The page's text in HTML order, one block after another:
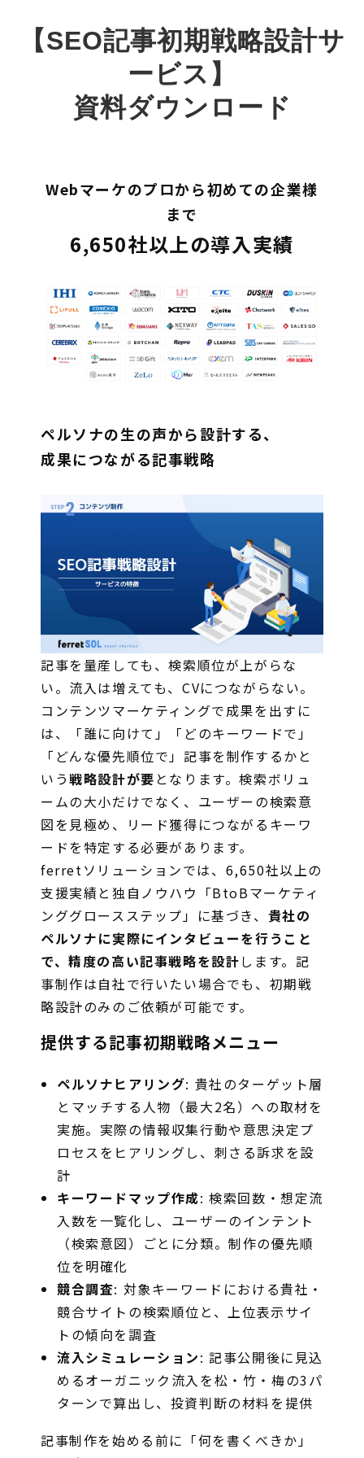
【SEO記事初期戦略設計サ
ービス】
資料ダウンロード
Webマーケのプロから初めての企業様
まで
6,650社以上の導入実績
ペルソナの生の声から設計する、
成果につながる記事戦略
記事を量産しても、検索順位が上がらな
い。流入は増えても、CVにつながらない。
コンテンツマーケティングで成果を出すに
は、「誰に向けて」「どのキーワードで」
「どんな優先順位で」記事を制作するかと
いう戦略設計が要 となります。検索ボリュ
ームの大小だけでなく、ユーザーの検索意
図を見極め、リード獲得につながるキーワ
ードを特定する必要があります。
ferretソリューションでは、6,650社以上の
支援実績と独自ノウハウ「BtoBマーケティ
ンググロースステップ」に基づき、 貴社の
ペルソナに実際にインタビューを行うこと
で、精度の高い記事戦略を設計します。記
事制作は自社で行いたい場合でも、初期戦
略設計のみのご依頼が可能です。
提供する記事初期戦略メニュー
ペルソナヒアリング: 貴社のターゲット層
とマッチする人物（最大2名）への取材を
実施。実際の情報収集行動や意思決定プ
ロセスをヒアリングし、刺さる訴求を設
計
キーワードマップ作成: 検索回数・想定流
入数を一覧化し、ユーザーのインテント
（検索意図）ごとに分類。制作の優先順
位を明確化
競合調査: 対象キーワードにおける貴社・
競合サイトの検索順位と、上位表示サイ
トの傾向を調査
流入シミュレーション: 記事公開後に見込
めるオーガニック流入を松・竹・梅の3パ
ターンで算出し、投資判断の材料を提供
記事制作を始める前に「何を書くべきか」